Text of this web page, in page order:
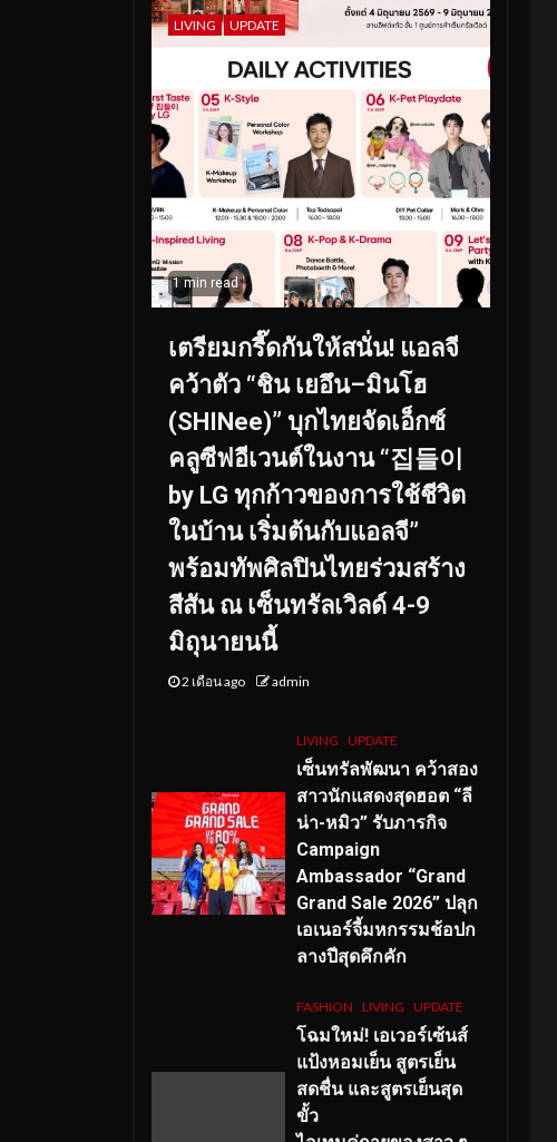
LIVING UPDATE
1 min read
เตรียมกรี๊ดกันให้สนั่น! แอลจี
คว้าตัว “ชิน เยอึน–มินโฮ
(SHINee)” บุกไทยจัดเอ็กซ์
คลูซีฟอีเวนต์ในงาน “집들이
by LG ทุกก้าวของการใช้ชีวิต
ในบ้าน เริ่มต้นกับแอลจี”
พร้อมทัพศิลปินไทยร่วมสร้าง
สีสัน ณ เซ็นทรัลเวิลด์ 4-9
มิถุนายนนี้
2 เดือน ago admin
LIVING UPDATE
เซ็นทรัลพัฒนา คว้าสอง
สาวนักแสดงสุดฮอต “ลี
น่า-หมิว” รับภารกิจ
Campaign
Ambassador “Grand
Grand Sale 2026” ปลุก
เอเนอร์จี้มหกรรมช้อปก
ลางปีสุดคึกคัก
FASHION LIVING UPDATE
โฉมใหม่! เอเวอร์เซ้นส์
แป้งหอมเย็น สูตรเย็น
สดชื่น และสูตรเย็นสุด
ขั้ว